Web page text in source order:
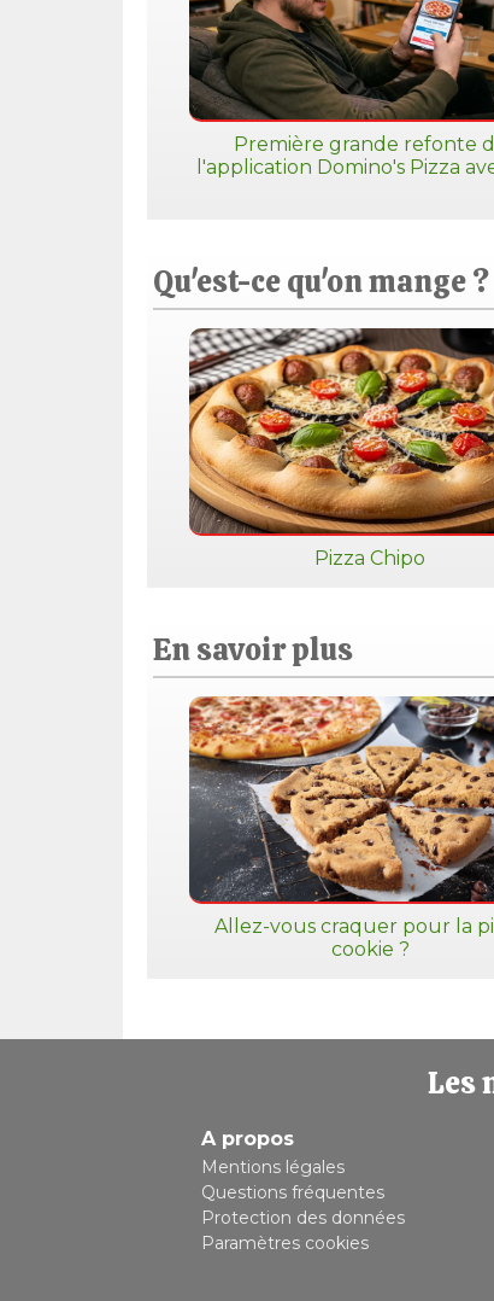
Première grande refonte
l'application Domino's Pizza
Qu'est-ce qu'on mange ?
Pizza Chipo
En savoir plus
Allez-vous craquer pour la
cookie ?
Les
A propos
Mentions légales
Questions fréquentes
Protection des données
Paramètres cookies